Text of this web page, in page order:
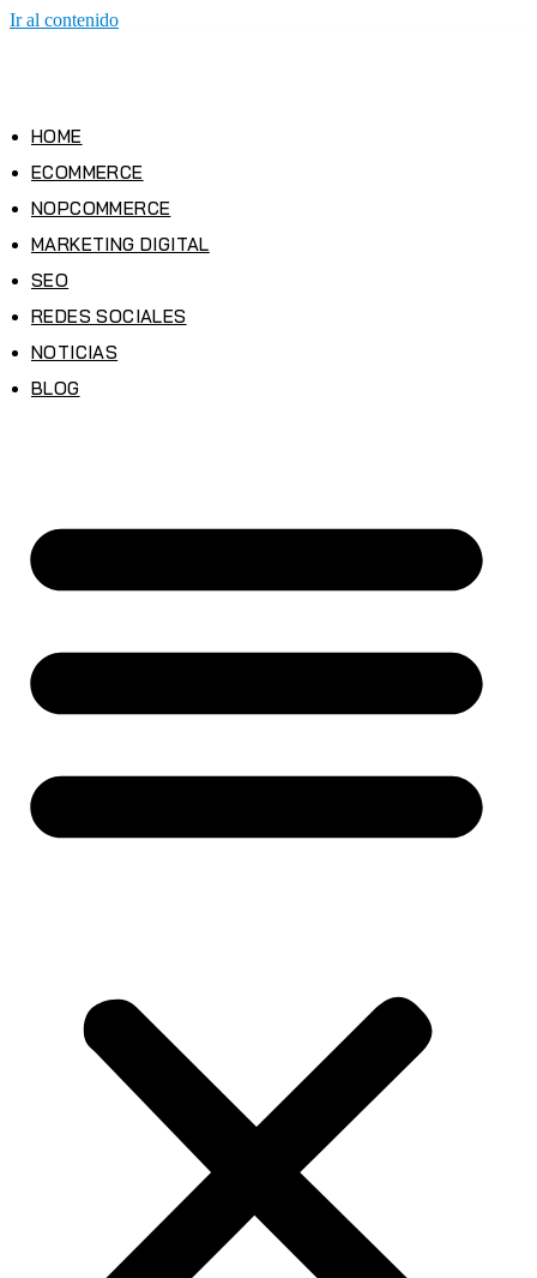
Ir al contenido
HOME
ECOMMERCE
NOPCOMMERCE
MARKETING DIGITAL
SEO
REDES SOCIALES
NOTICIAS
BLOG